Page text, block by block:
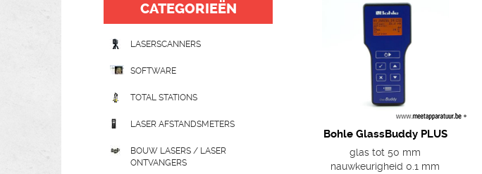
CATEGORIEËN
LASERSCANNERS
SOFTWARE
TOTAL STATIONS
LASER AFSTANDSMETERS
BOUW LASERS / LASER
ONTVANGERS
Bohle GlassBuddy PLUS
glas tot 50 mm
nauwkeurigheid 0.1 mm